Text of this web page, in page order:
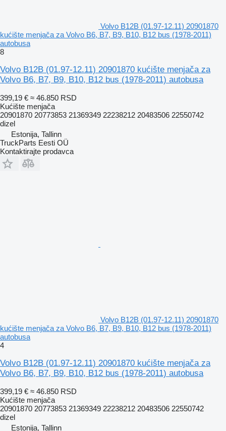
Volvo B12B (01.97-12.11) 20901870
kućište menjača za Volvo B6, B7, B9, B10, B12 bus (1978-2011)
autobusa
8
Volvo B12B (01.97-12.11) 20901870 kućište menjača za
Volvo B6, B7, B9, B10, B12 bus (1978-2011) autobusa
399,19 € ≈ 46.850 RSD
Kućište menjača
20901870 20773853 21369349 22238212 20483506 22550742
dizel
Estonija, Tallinn
TruckParts Eesti OÜ
Kontaktirajte prodavca
Volvo B12B (01.97-12.11) 20901870
kućište menjača za Volvo B6, B7, B9, B10, B12 bus (1978-2011)
autobusa
4
Volvo B12B (01.97-12.11) 20901870 kućište menjača za
Volvo B6, B7, B9, B10, B12 bus (1978-2011) autobusa
399,19 € ≈ 46.850 RSD
Kućište menjača
20901870 20773853 21369349 22238212 20483506 22550742
dizel
Estonija, Tallinn